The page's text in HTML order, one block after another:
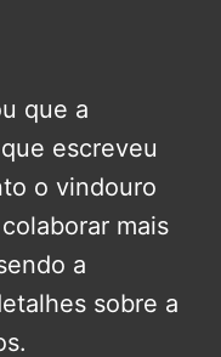
que a
escreveu
o vindouro
mais
a
sobre a